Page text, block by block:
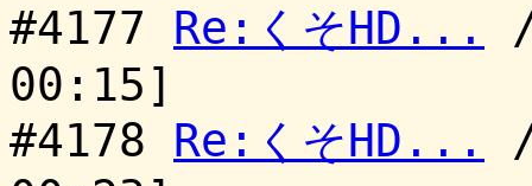
#4177 Re:くそHD...
00:15]
#4178 Re:くそHD...